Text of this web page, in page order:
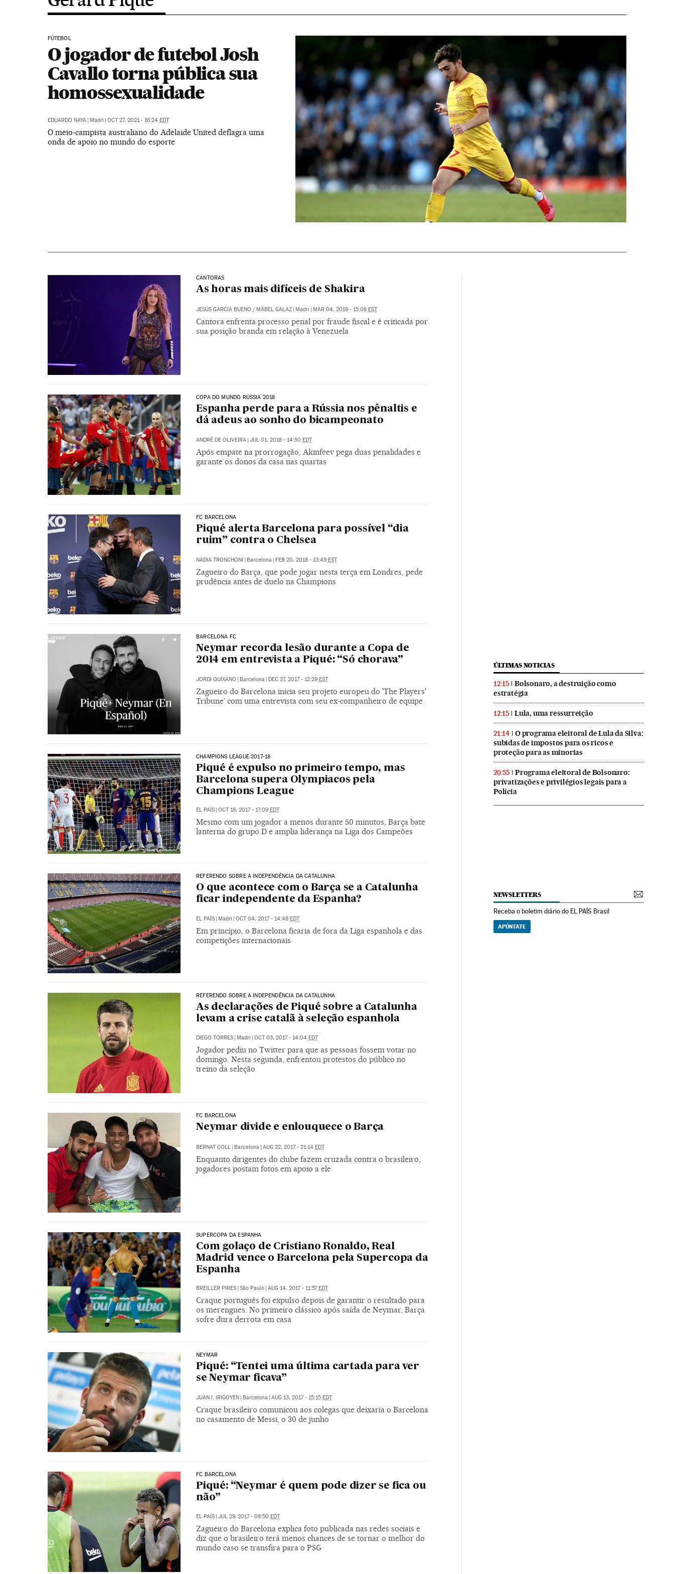
FÚTEBOL
O jogador de futebol Josh
Cavallo torna pública sua
homossexualidade
EDUARDO NAYA | Madri | OCT 27, 2021 - 16:24 EDT
O meio-campista australiano do Adelaide United deflagra uma
onda de apoio no mundo do esporte
CANTORAS
As horas mais difíceis de Shakira
JESÚS GARCÍA BUENO / MÁBEL GALAZ | Madri | MAR 04, 2019 - 15:08 EST
Cantora enfrenta processo penal por fraude fiscal e é criticada por
sua posição branda em relação à Venezuela
COPA DO MUNDO RÚSSIA 2018
Espanha perde para a Rússia nos pênaltis e
dá adeus ao sonho do bicampeonato
ANDRÉ DE OLIVEIRA JUL 01, 2018 - 14:50 EDT
Após empate na prorrogação, Akinfeev pega duas penalidades e
garante os donos da casa nas quartas
FC BARCELONA
Piqué alerta Barcelona para possível “dia
ruim” contra o Chelsea
NADIA TRONCHONI | Barcelona | FEB 20, 2018 - 13:49 EST
Zagueiro do Barça, que pode jogar nesta terça em Londres, pede
prudência antes de duelo na Champions
BARCELONA FC
Neymar recorda lesão durante a Copa de
2014 em entrevista a Piqué: “Só chorava”
JORDI QUIXANO | Barcelona | DEC 27, 2017 - 12:29 EST
Zagueiro do Barcelona inicia seu projeto europeu do 'The Players'
Tribune’ com uma entrevista com seu ex-companheiro de equipe
CHAMPIONS LEAGUE 2017-18
Piqué é expulso no primeiro tempo, mas
Barcelona supera Olympiacos pela
Champions League
EL PAÍS OCT 18, 2017 - 17:09 EDT
Mesmo com um jogador a menos durante 50 minutos, Barça bate
lanterna do grupo D e amplia liderança na Liga dos Campeões
REFERENDO SOBRE A INDEPENDÊNCIA DA CATALUNHA
O que acontece com o Barça se a Catalunha
ficar independente da Espanha?
EL PAÍS | Madri | OCT 04, 2017 - 14:48 EDT
Em princípio, o Barcelona ficaria de fora da Liga espanhola e das
competições internacionais
REFERENDO SOBRE A INDEPENDÊNCIA DA CATALUNHA
As declarações de Piqué sobre a Catalunha
levam a crise catalã à seleção espanhola
DIEGO TORRES Madri OCT 03, 2017 - 14:04 EDT
Jogador pediu no Twitter para que as pessoas fossem votar no
domingo. Nesta segunda, enfrentou protestos do público no
treino da seleção
FC BARCELONA
Neymar divide e enlouquece o Barça
BERNAT COLL | Barcelona | AUG 22, 2017 - 21:14 EDT
Enquanto dirigentes do clube fazem cruzada contra o brasileiro,
jogadores postam fotos em apoio a ele
SUPERCOPA DA ESPANHA
Com golaço de Cristiano Ronaldo, Real
Madrid vence o Barcelona pela Supercopa da
Espanha
BREILLER PIRES São Paulo AUG 14, 2017 - 11:57 EDT
Craque português foi expulso depois de garantir o resultado para
os merengues. No primeiro clássico após saída de Neymar, Barça
sofre dura derrota em casa
NEYMAR
Piqué: “Tentei uma última cartada para ver
se Neymar ficava”
JUAN I. IRIGOYEN | Barcelona | AUG 13, 2017 - 15:15 EDT
Craque brasileiro comunicou aos colegas que deixaria o Barcelona
no casamento de Messi, o 30 de junho
FC BARCELONA
Piqué: “Neymar é quem pode dizer se fica ou
não”
EL PAÍS | JUL 29, 2017 - 08:50 EDT
Zagueiro do Barcelona explica foto publicada nas redes sociais e
diz que o brasileiro terá menos chances de se tornar o melhor do
mundo caso se transfira para o PSG
ÚLTIMAS NOTICIAS
12:15
Bolsonaro, a destruição como
estratégia
12:15 Lula, uma ressurreição
21:14
O programa eleitoral de Lula da Silva:
subidas de impostos para os ricos e
proteção para as minorias
20:55
Programa eleitoral de Bolsonaro:
privatizações e privilégios legais para a
Polícia
NEWSLETTERS
Receba o boletim diário do EL PAÍS Brasil
APÚNTATE